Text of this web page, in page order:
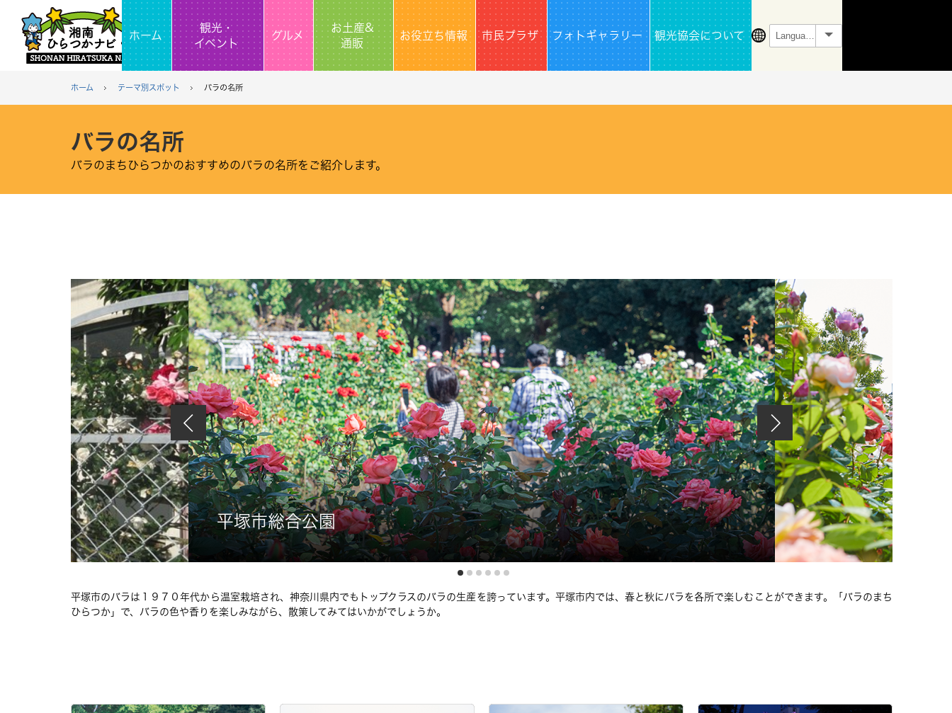
ホーム
観光・
イベント
グルメ
お土産&
通販
お役立ち情報 市民プラザ フォトギャラリー 観光協会について
ホーム テーマ別スポット バラの名所
バラの名所
バラのまちひらつかのおすすめのバラの名所をご紹介します。
平塚市総合公園
平塚市のバラは１９７０年代から温室栽培され、神奈川県内でもトップクラスのバラの生産を誇っています。平塚市内では、春と秋にバラを各所で楽しむことができます。「バラのまち
ひらつか」で、バラの色や香りを楽しみながら、散策してみてはいかがでしょうか。